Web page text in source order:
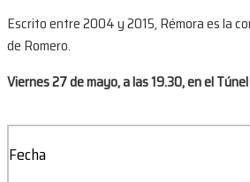
Escrito entre 2004 y 2015, Rémora es la
de Romero.
Viernes 27 de mayo, a las 19.30, en el
Fecha